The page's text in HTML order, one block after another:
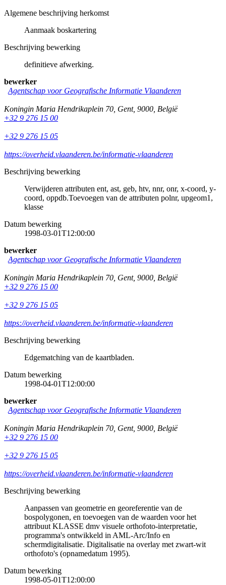
Algemene beschrijving herkomst
Aanmaak boskartering
Beschrijving bewerking
definitieve afwerking.
bewerker
Agentschap voor Geografische Informatie Vlaanderen
Koningin Maria Hendrikaplein 70 Gent, 9000 België
+32 9 276 15 00
+32 9 276 15 05
https://overheid.vlaanderen.be/informatie-vlaanderen
Beschrijving bewerking
Verwijderen attributen ent, ast, geb, htv, nnr, onr, x-coord, y-
coord, oppdb.Toevoegen van de attributen polnr, upgeom1,
klasse
Datum bewerking
1998-03-01T12:00:00
bewerker
Agentschap voor Geografische Informatie Vlaanderen
Koningin Maria Hendrikaplein 70 Gent, 9000 België
+32 9 276 15 00
+32 9 276 15 05
https://overheid.vlaanderen.be/informatie-vlaanderen
Beschrijving bewerking
Edgematching van de kaartbladen.
Datum bewerking
1998-04-01T12:00:00
bewerker
Agentschap voor Geografische Informatie Vlaanderen
Koningin Maria Hendrikaplein 70 Gent, 9000 België
+32 9 276 15 00
+32 9 276 15 05
https://overheid.vlaanderen.be/informatie-vlaanderen
Beschrijving bewerking
Aanpassen van geometrie en georeferentie van de
bospolygonen, en toevoegen van de waarden voor het
attribuut KLASSE dmv visuele orthofoto-interpretatie,
programma's ontwikkeld in AML-Arc/Info en
schermdigitalisatie. Digitalisatie na overlay met zwart-wit
orthofoto's (opnamedatum 1995).
Datum bewerking
1998-05-01T12:00:00